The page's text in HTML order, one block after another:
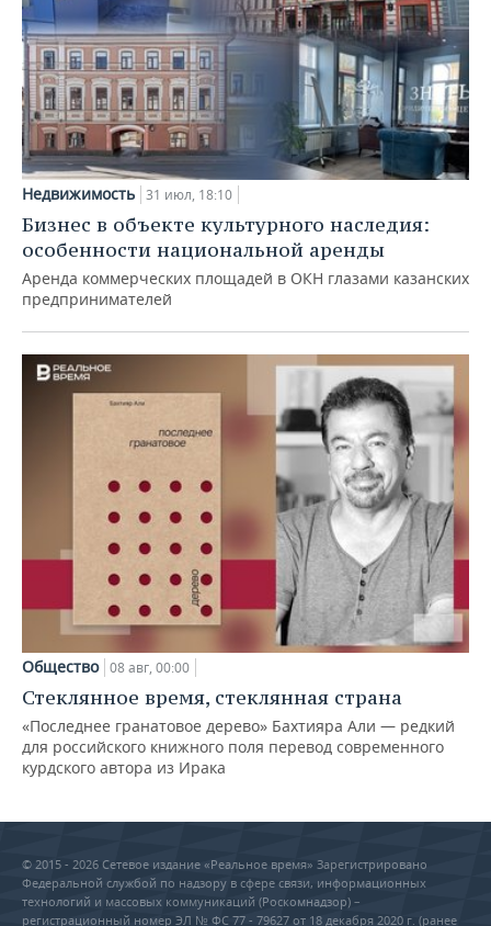
Недвижимость 31 июл, 18:10
Бизнес в объекте культурного наследия:
особенности национальной аренды
Аренда коммерческих площадей в ОКН глазами казанских
предпринимателей
Общество 08 авг, 00:00
Стеклянное время, стеклянная страна
«Последнее гранатовое дерево» Бахтияра Али — редкий
для российского книжного поля перевод современного
курдского автора из Ирака
© 2015 - 2026 Сетевое издание «Реальное время» Зарегистрировано
Федеральной службой по надзору в сфере связи, информационных
технологий и массовых коммуникаций (Роскомнадзор) –
регистрационный номер ЭЛ № ФС 77 - 79627 от 18 декабря 2020 г. (ранее